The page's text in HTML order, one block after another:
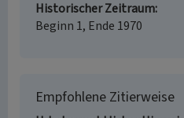
Historischer Zeitraum
Beginn 1, Ende 1970
Empfohlene Zitierweise